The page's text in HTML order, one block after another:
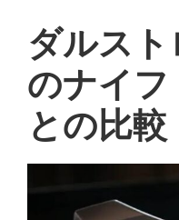
ダルス
のナイ
との比較